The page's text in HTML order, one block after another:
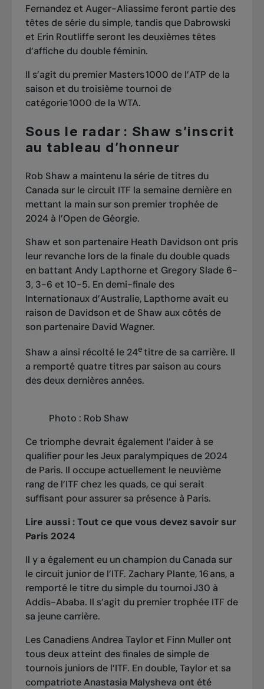
Fernandez et Auger-Aliassime feront partie des
têtes de série du simple, tandis que Dabrowski
et Erin Routliffe seront les deuxièmes têtes
d’affiche du double féminin.
Il s’agit du premier Masters 1000 de l’ATP de la
saison et du troisième tournoi de
catégorie 1000 de la WTA.
Sous le radar : Shaw s’inscrit
au tableau d’honneur
Rob Shaw a maintenu la série de titres du
Canada sur le circuit ITF la semaine dernière en
mettant la main sur son premier trophée de
2024 à l’Open de Géorgie.
Shaw et son partenaire Heath Davidson ont pris
leur revanche lors de la finale du double quads
en battant Andy Lapthorne et Gregory Slade 6-
3, 3-6 et 10-5. En demi-finale des
Internationaux d’Australie, Lapthorne avait eu
raison de Davidson et de Shaw aux côtés de
son partenaire David Wagner.
Shaw a ainsi récolté le 24etitre de sa carrière. Il
a remporté quatre titres par saison au cours
des deux dernières années.
Photo : Rob Shaw
Ce triomphe devrait également l’aider à se
qualifier pour les Jeux paralympiques de 2024
de Paris. Il occupe actuellement le neuvième
rang de l’ITF chez les quads, ce qui serait
suffisant pour assurer sa présence à Paris.
Lire aussi :Tout ce que vous devez savoir sur
Paris 2024
Il y a également eu un champion du Canada sur
le circuit junior de l’ITF. Zachary Plante, 16 ans, a
remporté le titre du simple du tournoi J30 à
Addis-Ababa. Il s’agit du premier trophée ITF de
sa jeune carrière.
Les Canadiens Andrea Taylor et Finn Muller ont
tous deux atteint des finales de simple de
tournois juniors de l’ITF. En double, Taylor et sa
compatriote Anastasia Malysheva ont été